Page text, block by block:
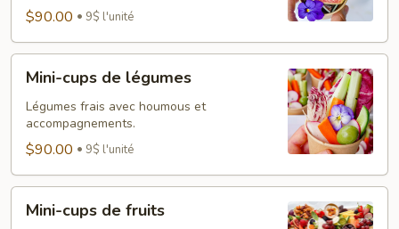
$90.00 9$ l'unité
cups
de
légumes
Mini-cups de légumes
Légumes frais avec houmous et
accompagnements.
$90.00 9$ l'unité
cups
Mini-cups de fruits